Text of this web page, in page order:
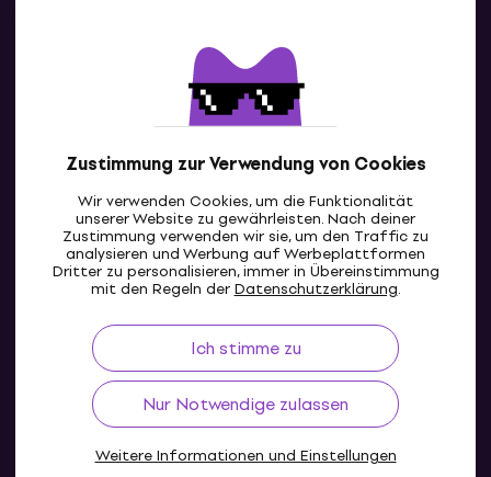
Zustimmung zur Verwendung von Cookies
Wir verwenden Cookies, um die Funktionalität
unserer Website zu gewährleisten. Nach deiner
Zustimmung verwenden wir sie, um den Traffic zu
analysieren und Werbung auf Werbeplattformen
Dritter zu personalisieren, immer in Übereinstimmung
mit den Regeln derDatenschutzerklärung.
Ich stimme zu
Nur Notwendige zulassen
Weitere Informationen und Einstellungen
Kontaktiere uns
DE